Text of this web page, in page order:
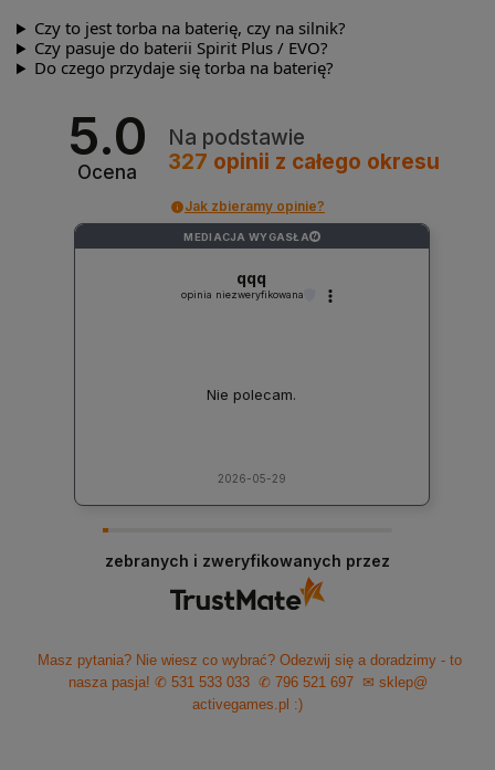
Czy to jest torba na baterię, czy na silnik?
Czy pasuje do baterii Spirit Plus / EVO?
Do czego przydaje się torba na baterię?
5.0
Ocena
Na podstawie
327 opinii z całego okresu
Jak zbieramy opinie?
MEDIACJA WYGASŁA ?
qqq
opinia niezweryfikowana
Nie polecam.
2026-05-29
zebranych i zweryfikowanych przez
Masz pytania? Nie wiesz co wybrać? Odezwij się a doradzimy - to
nasza pasja! ✆ 531 533 033 ✆ 796 521 697
✉ sklep@
activegames.pl :)